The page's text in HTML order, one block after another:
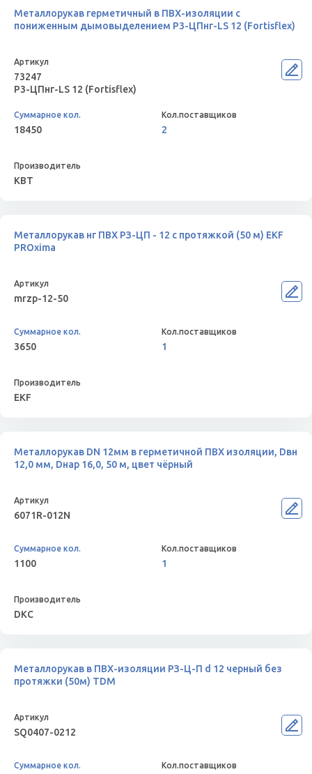
Металлорукав герметичный в ПВХ-изоляции с
пониженным дымовыделением Р3-ЦПнг-LS 12 (Fortisflex)
73247
Р3-ЦПнг-LS 12 (Fortisflex)
18450 2
КВТ
Металлорукав нг ПВХ РЗ-ЦП - 12 с протяжкой (50 м) EKF
PROxima
mrzp-12-50
3650 1
EKF
Металлорукав DN 12мм в герметичной ПВХ изоляции, Dвн
12,0 мм, Dнар 16,0, 50 м, цвет чёрный
6071R-012N
1100 1
DKC
Металлорукав в ПВХ-изоляции РЗ-Ц-П d 12 черный без
протяжки (50м) TDM
SQ0407-0212